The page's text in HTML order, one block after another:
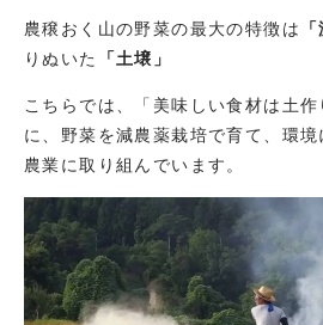
農穣おく山の野菜の最大の特徴は
りぬいた
「土壌」
こちらでは、「美味しい食材は土
に、野菜を減農薬栽培で育て、環
農業に取り組んでいます。